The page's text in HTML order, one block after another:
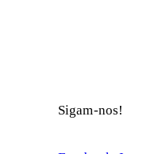
Sigam-nos!